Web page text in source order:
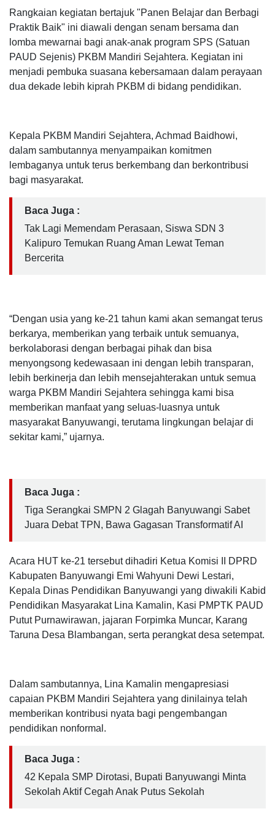
Rangkaian kegiatan bertajuk "Panen Belajar dan Berbagi
Praktik Baik" ini diawali dengan senam bersama dan
lomba mewarnai bagi anak-anak program SPS (Satuan
PAUD Sejenis) PKBM Mandiri Sejahtera. Kegiatan ini
menjadi pembuka suasana kebersamaan dalam perayaan
dua dekade lebih kiprah PKBM di bidang pendidikan.
Kepala PKBM Mandiri Sejahtera, Achmad Baidhowi,
dalam sambutannya menyampaikan komitmen
lembaganya untuk terus berkembang dan berkontribusi
bagi masyarakat.
Baca Juga :
Tak Lagi Memendam Perasaan, Siswa SDN 3
Kalipuro Temukan Ruang Aman Lewat Teman
Bercerita
“Dengan usia yang ke-21 tahun kami akan semangat terus
berkarya, memberikan yang terbaik untuk semuanya,
berkolaborasi dengan berbagai pihak dan bisa
menyongsong kedewasaan ini dengan lebih transparan,
lebih berkinerja dan lebih mensejahterakan untuk semua
warga PKBM Mandiri Sejahtera sehingga kami bisa
memberikan manfaat yang seluas-luasnya untuk
masyarakat Banyuwangi, terutama lingkungan belajar di
sekitar kami,” ujarnya.
Baca Juga :
Tiga Serangkai SMPN 2 Glagah Banyuwangi Sabet
Juara Debat TPN, Bawa Gagasan Transformatif AI
Acara HUT ke-21 tersebut dihadiri Ketua Komisi II DPRD
Kabupaten Banyuwangi Emi Wahyuni Dewi Lestari,
Kepala Dinas Pendidikan Banyuwangi yang diwakili Kabid
Pendidikan Masyarakat Lina Kamalin, Kasi PMPTK PAUD
Putut Purnawirawan, jajaran Forpimka Muncar, Karang
Taruna Desa Blambangan, serta perangkat desa setempat.
Dalam sambutannya, Lina Kamalin mengapresiasi
capaian PKBM Mandiri Sejahtera yang dinilainya telah
memberikan kontribusi nyata bagi pengembangan
pendidikan nonformal.
Baca Juga :
42 Kepala SMP Dirotasi, Bupati Banyuwangi Minta
Sekolah Aktif Cegah Anak Putus Sekolah